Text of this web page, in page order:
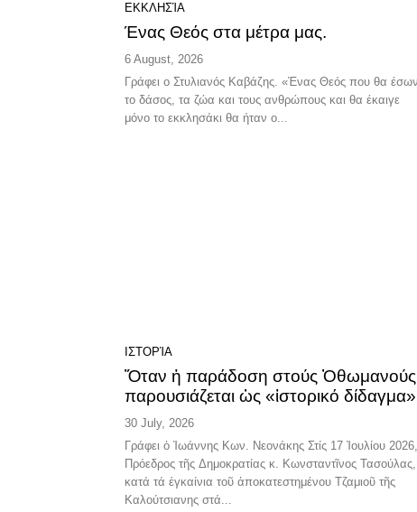
ΕΚΚΛΗΣΊΑ
Ένας Θεός στα μέτρα μας.
6 August, 2026
Γράφει ο Στυλιανός Καβάζης. «Ένας Θεός που θα έσωνε
το δάσος, τα ζώα και τους ανθρώπους και θα έκαιγε
μόνο το εκκλησάκι θα ήταν ο...
ΙΣΤΟΡΊΑ
Ὅταν ἡ παράδοση στούς Ὀθωμανούς
παρουσιάζεται ὡς «ἱστορικό δίδαγμα»
30 July, 2026
Γράφει ὁ Ἰωάννης Κων. Νεονάκης Στίς 17 Ἰουλίου 2026, ὁ
Πρόεδρος τῆς Δημοκρατίας κ. Κωνσταντῖνος Τασούλας,
κατά τά ἐγκαίνια τοῦ ἀποκατεστημένου Τζαμιοῦ τῆς
Καλούτσιανης στά...